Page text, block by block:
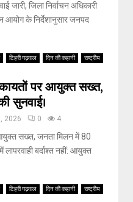
जिला निर्वाचन अधिकारी
आयोग के निर्देशानुसार जनपद
टिहरी गढ़वाल दिन की कहानी
राष्ट्रीय
पर आयुक्त सख्त,
सुनवाई।
2026 0 4
सख्त, जनता मिलन में 80
बर्दाश्त नहीं: आयुक्त
टिहरी गढ़वाल दिन की कहानी
राष्ट्रीय